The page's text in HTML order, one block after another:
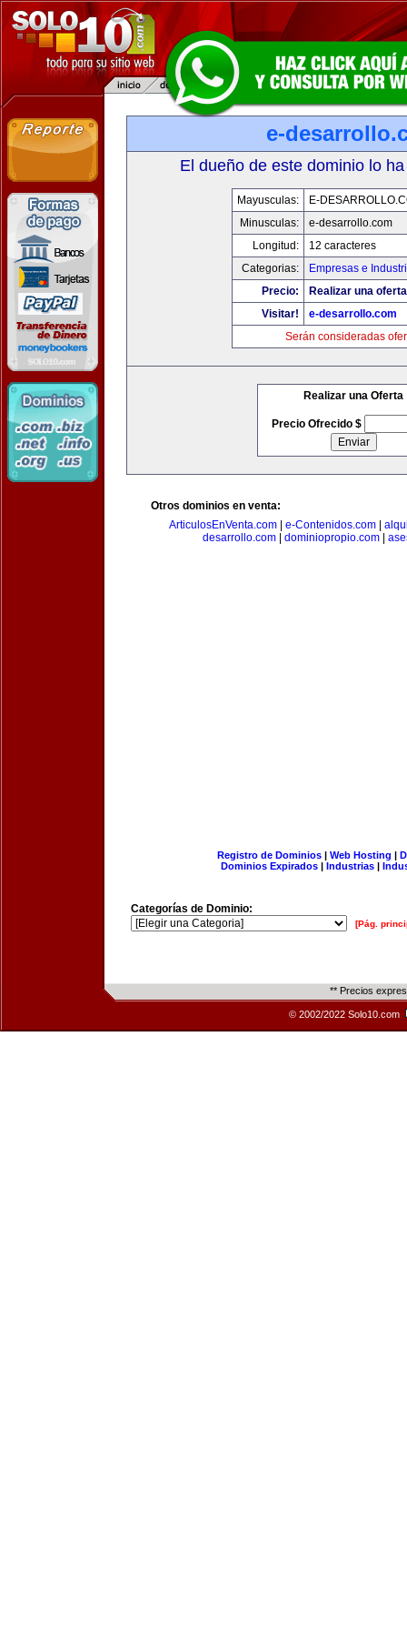
e-
El dueño de este dominio lo
Mayusculas:
E-
Minusculas:
e-desarrollo.com
Longitud:
12 caracteres
Categorias:
Empresas e
Precio:
Realizar una
Visitar!
e-desarrollo.com
Serán consideradas
Realizar una Oferta
Precio Ofrecido $
Otros dominios en venta:
ArticulosEnVenta.com| e-Contenidos.com|
desarrollo.com| dominiopropio.com|
Registro de Dominios| Web Hosting |
Dominios Expirados | Industrias |
Categorías de Dominio:
[Pág.
** Precios
© 2002/2022 Solo10.com